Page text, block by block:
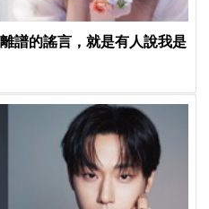
譜的謠言，就是有人說我是